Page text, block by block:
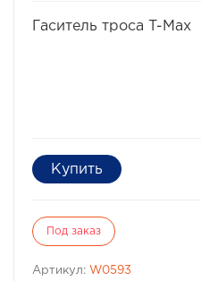
Гаситель троса T-Max
Под заказ
Артикул: W0593